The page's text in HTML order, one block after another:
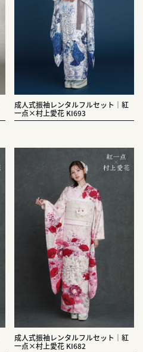
成人式振袖レンタルフルセット｜紅
一点×村上愛花 KI693
成人式振袖レンタルフルセット｜紅
一点×村上愛花 KI682